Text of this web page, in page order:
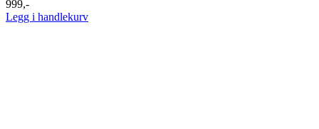
999,-
Legg i handlekurv